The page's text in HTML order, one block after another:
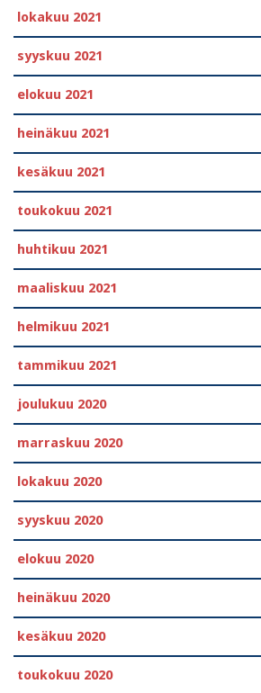
lokakuu 2021
syyskuu 2021
elokuu 2021
heinäkuu 2021
kesäkuu 2021
toukokuu 2021
huhtikuu 2021
maaliskuu 2021
helmikuu 2021
tammikuu 2021
joulukuu 2020
marraskuu 2020
lokakuu 2020
syyskuu 2020
elokuu 2020
heinäkuu 2020
kesäkuu 2020
toukokuu 2020